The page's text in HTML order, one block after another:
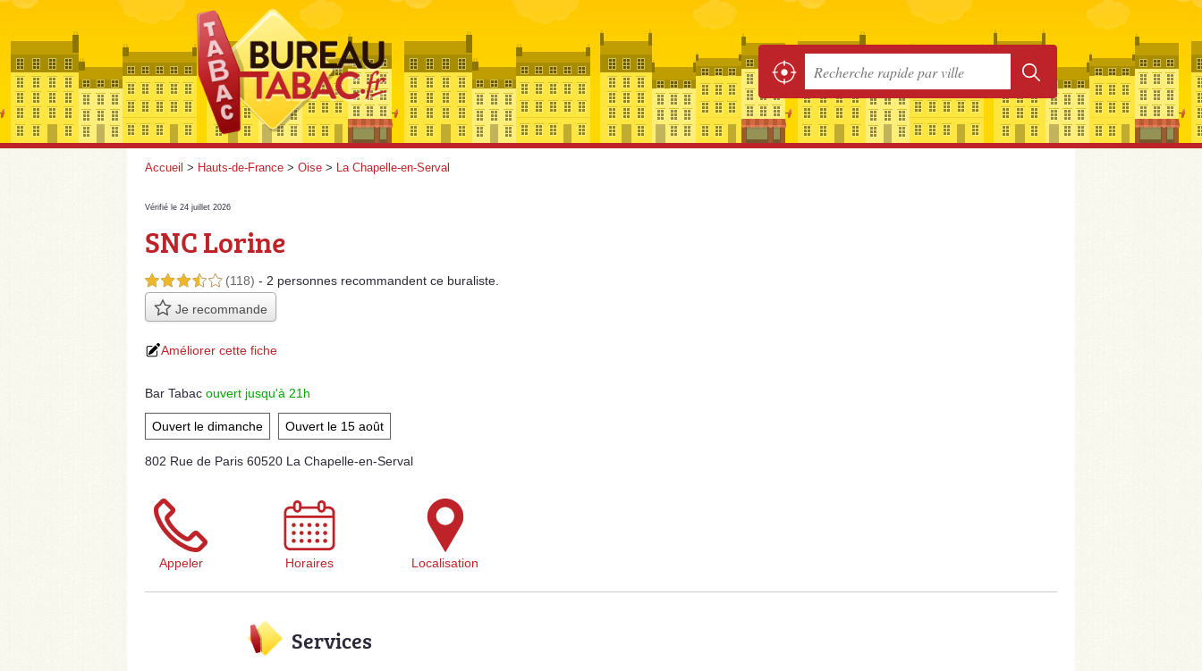
Accueil > Hauts-de-France > Oise > La Chapelle-en-Serval
Vérifié le 24 juillet 2026
SNC Lorine
3,5 étoiles sur 5 (118) - 2 personnes recommandent ce buraliste.
Je recommande
Améliorer cette fiche
Bar Tabac ouvert jusqu'à 21h
Ouvert le dimanche Ouvert le 15 août
802 Rue de Paris 60520 La Chapelle-en-Serval
Appeler Horaires Localisation
Services